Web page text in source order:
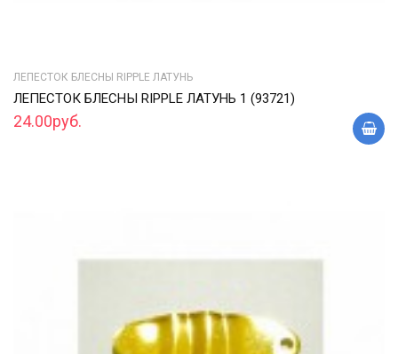
ЛЕПЕСТОК БЛЕСНЫ RIPPLE ЛАТУНЬ
ЛЕПЕСТОК БЛЕСНЫ RIPPLE ЛАТУНЬ 1 (93721)
24.00руб.